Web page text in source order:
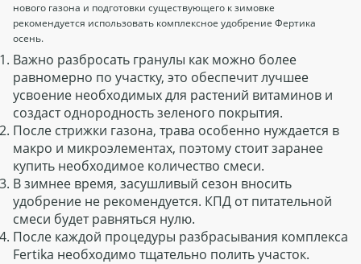
нового газона и подготовки существующего к зимовке
рекомендуется использовать комплексное удобрение Фертика
осень.
Важно разбросать гранулы как можно более
равномерно по участку, это обеспечит лучшее
усвоение необходимых для растений витаминов и
создаст однородность зеленого покрытия.
После стрижки газона, трава особенно нуждается в
макро и микроэлементах, поэтому стоит заранее
купить необходимое количество смеси.
В зимнее время, засушливый сезон вносить
удобрение не рекомендуется. КПД от питательной
смеси будет равняться нулю.
После каждой процедуры разбрасывания комплекса
Fertika необходимо тщательно полить участок.